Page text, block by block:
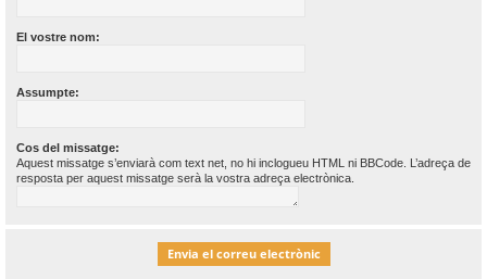
El vostre nom:
Assumpte:
Cos del missatge:
Aquest missatge s’enviarà com text net, no hi inclogueu HTML ni BBCode. L’adreça de
resposta per aquest missatge serà la vostra adreça electrònica.